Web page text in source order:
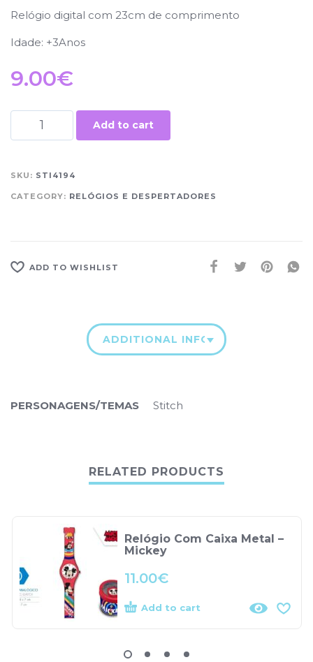
Relógio digital com 23cm de comprimento
Idade: +3Anos
9.00€
Add to cart
SKU: STI4194
CATEGORY: RELÓGIOS E DESPERTADORES
ADD TO WISHLIST
ADDITIONAL INFORMATION
PERSONAGENS/TEMAS Stitch
RELATED PRODUCTS
Relógio Com Caixa Metal –
Mickey
11.00€
Add to cart